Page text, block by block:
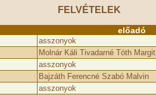
FELVÉTELEK
előadó
asszonyok
Molnár Káli Tivadarné Tóth Margit
asszonyok
Bajzáth Ferencné Szabó Malvin
asszonyok